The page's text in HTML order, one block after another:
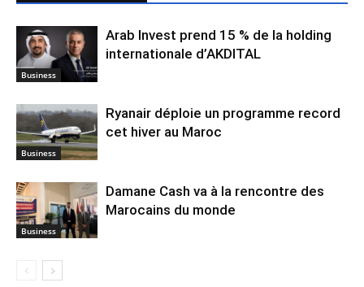
Business
Arab Invest prend 15 % de la holding
internationale d’AKDITAL
Business
Ryanair déploie un programme record
cet hiver au Maroc
Business
Damane Cash va à la rencontre des
Marocains du monde